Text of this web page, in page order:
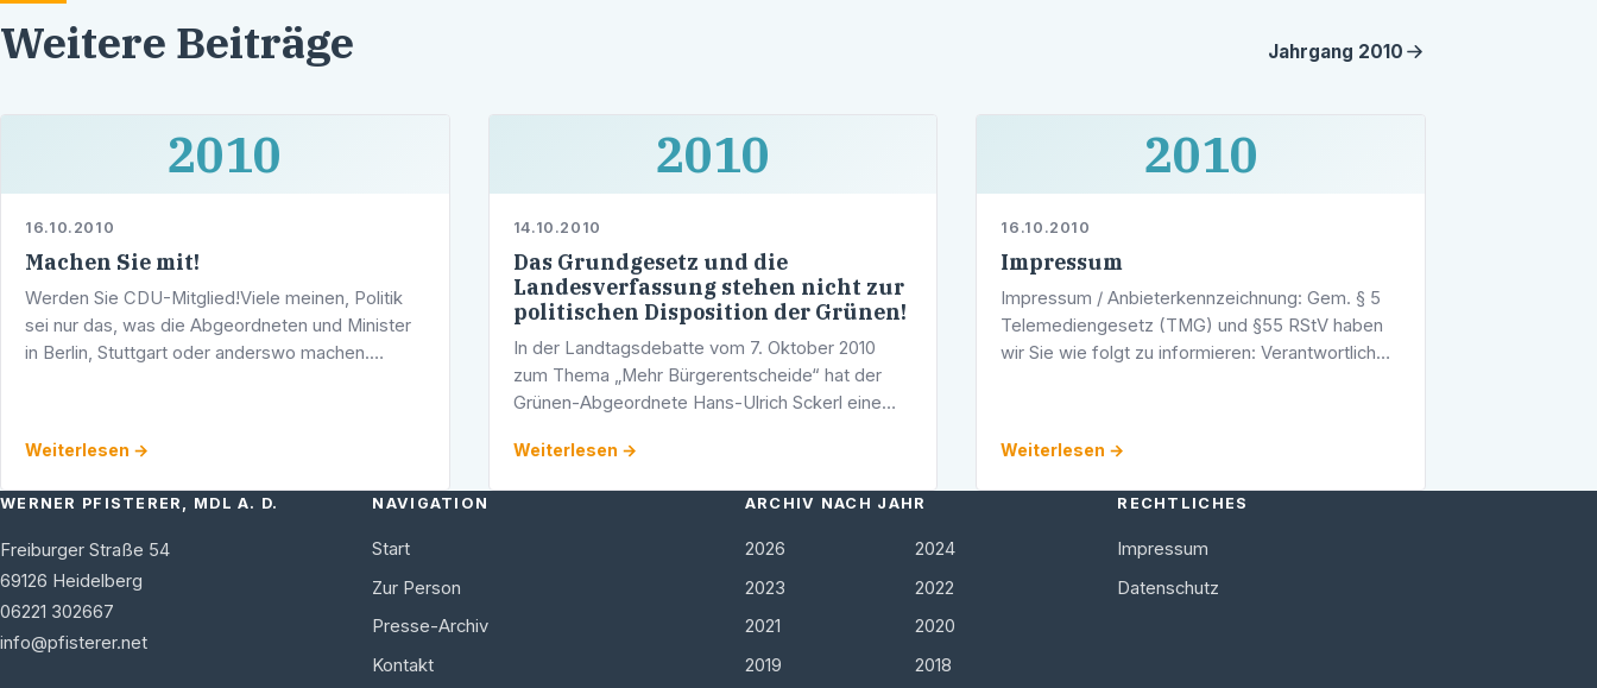
Weitere Beiträge Jahrgang 2010
2010
16.10.2010
Machen Sie mit!
Werden Sie CDU-Mitglied!Viele meinen, Politik
sei nur das, was die Abgeordneten und Minister
in Berlin, Stuttgart oder anderswo machen.
Weiterlesen →
2010
14.10.2010
Das Grundgesetz und die
Landesverfassung stehen nicht zur
politischen Disposition der Grünen!
In der Landtagsdebatte vom 7. Oktober 2010
zum Thema „Mehr Bürgerentscheide“ hat der
Grünen-Abgeordnete Hans-Ulrich Sckerl eine
aufrichtiger Demokrat nicht kommentarlos …
Weiterlesen →
2010
16.10.2010
Impressum
Impressum / Anbieterkennzeichnung: Gem. § 5
Telemediengesetz (TMG) und §55 RStV haben
wir Sie wie folgt zu informieren: Verantwortlich
Weiterlesen →
WERNER PFISTERER, MDL A. D.
Freiburger Straße 54
69126 Heidelberg
06221 302667
info@pfisterer.net
NAVIGATION
Start
Zur Person
Presse-Archiv
Kontakt
ARCHIV NACH JAHR
2026
2024
2023
2022
2021
2020
2019
2018
RECHTLICHES
Impressum
Datenschutz